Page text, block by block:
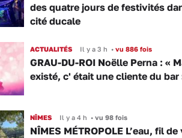
des quatre jours de festivités
cité ducale
ACTUALITÉS Il y a 3 h •vu 886 fois
GRAU-DU-ROI Noëlle Perna : «
existé, c' était une cliente du bar
NÎMES Il y a 4 h •vu 98 fois
NÎMES MÉTROPOLE L’eau, fil de